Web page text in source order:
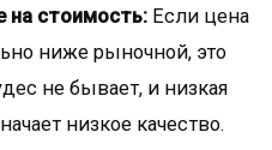
на стоимость: Если цена
ниже рыночной, это
не бывает, и низкая
низкое качество.